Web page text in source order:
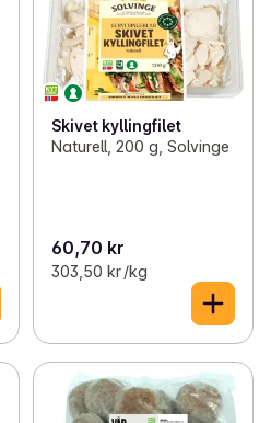
Skivet kyllingfilet
Naturell, 200 g, Solvinge
60,70 kr
303,50 kr /kg